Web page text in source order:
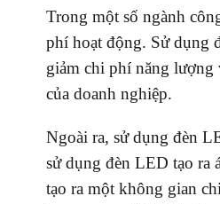
Trong một số ngành
phí hoạt động. Sử dụng
giảm chi phí năng lượng
của doanh nghiệp.
Ngoài ra, sử dụng đèn
sử dụng đèn LED tạo ra
tạo ra một không gian